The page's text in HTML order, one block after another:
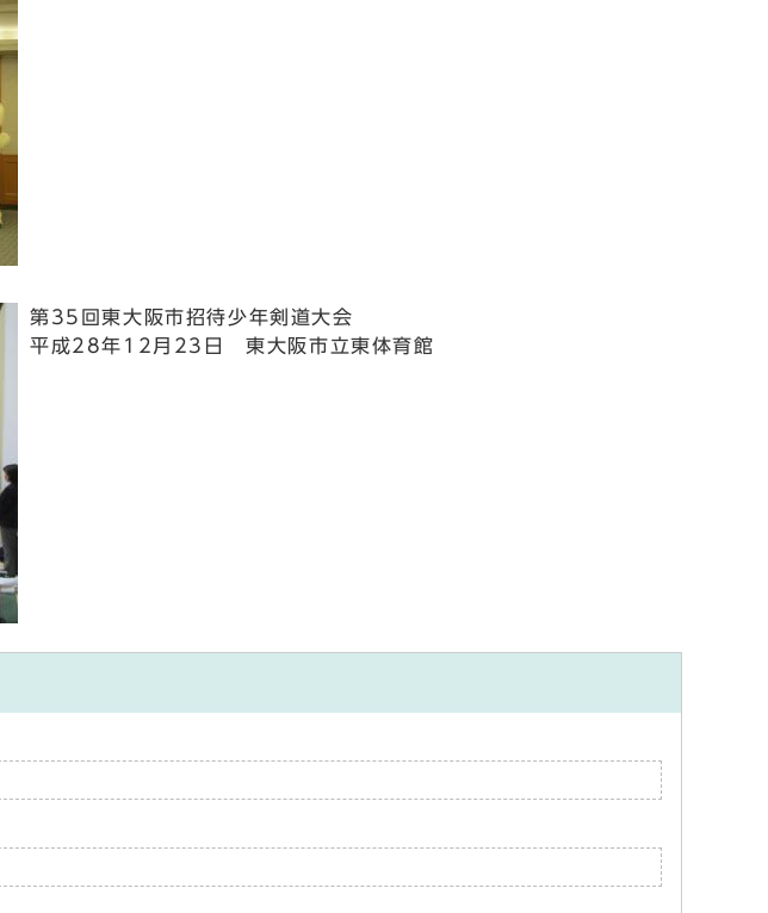
第35回東大阪市招待少年剣道大会
平成28年12月23日 東大阪市立東体育館